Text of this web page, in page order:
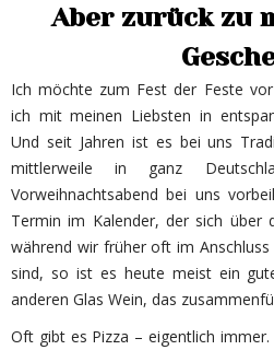
Aber zurück zu
Ich möchte zum Fest der Feste
ich mit meinen Liebsten in
Und seit Jahren ist es bei uns
mittlerweile in ganz
Vorweihnachtsabend bei uns
Termin im Kalender, der sich über
während wir früher oft im
sind, so ist es heute meist ein
anderen Glas Wein, das
Oft gibt es Pizza – eigentlich